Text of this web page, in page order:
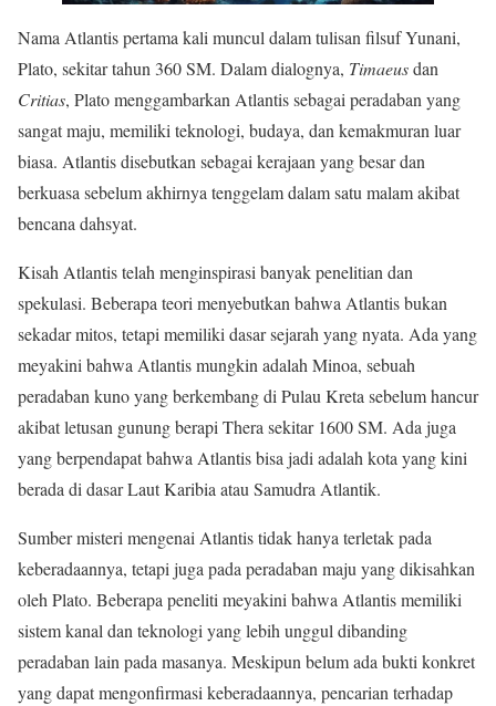
Nama Atlantis pertama kali muncul dalam tulisan filsuf Yunani,
Plato, sekitar tahun 360 SM. Dalam dialognya, Timaeusdan
Critias, Plato menggambarkan Atlantis sebagai peradaban yang
sangat maju, memiliki teknologi, budaya, dan kemakmuran luar
biasa. Atlantis disebutkan sebagai kerajaan yang besar dan
berkuasa sebelum akhirnya tenggelam dalam satu malam akibat
bencana dahsyat.
Kisah Atlantis telah menginspirasi banyak penelitian dan
spekulasi. Beberapa teori menyebutkan bahwa Atlantis bukan
sekadar mitos, tetapi memiliki dasar sejarah yang nyata. Ada yang
meyakini bahwa Atlantis mungkin adalah Minoa, sebuah
peradaban kuno yang berkembang di Pulau Kreta sebelum hancur
akibat letusan gunung berapi Thera sekitar 1600 SM. Ada juga
yang berpendapat bahwa Atlantis bisa jadi adalah kota yang kini
berada di dasar Laut Karibia atau Samudra Atlantik.
Sumber misteri mengenai Atlantis tidak hanya terletak pada
keberadaannya, tetapi juga pada peradaban maju yang dikisahkan
oleh Plato. Beberapa peneliti meyakini bahwa Atlantis memiliki
sistem kanal dan teknologi yang lebih unggul dibanding
peradaban lain pada masanya. Meskipun belum ada bukti konkret
yang dapat mengonfirmasi keberadaannya, pencarian terhadap